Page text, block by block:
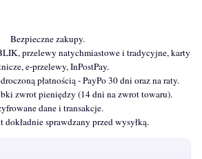
Bezpieczne zakupy.
przelewy natychmiastowe i tradycyjne, karty
e-przelewy, InPostPay.
płatnością - PayPo 30 dni oraz na raty.
zwrot pieniędzy (14 dni na zwrot towaru).
dane i transakcje.
sprawdzany przed wysyłką.